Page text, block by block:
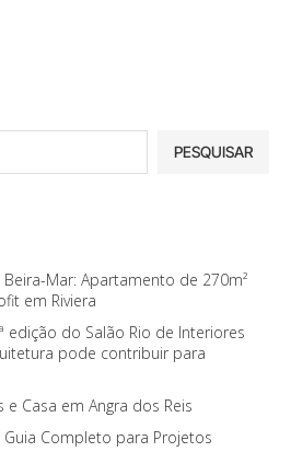
PESQUISAR
Mar: Apartamento de 270m²
em Riviera
edição do Salão Rio de Interiores
pode contribuir para
Casa em Angra dos Reis
Guia Completo para Projetos